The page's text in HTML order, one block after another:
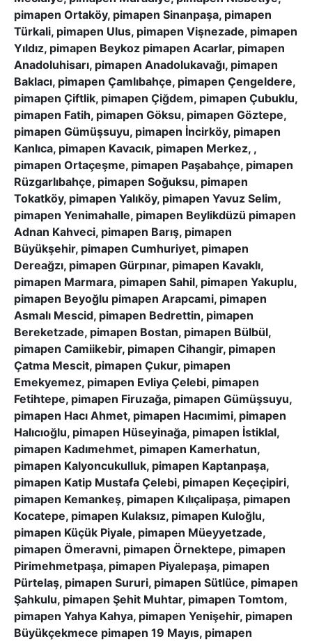
pimapen Ortaköy, pimapen Sinanpaşa, pimapen
Türkali, pimapen Ulus, pimapen Vişnezade, pimapen
Yıldız, pimapen Beykoz pimapen Acarlar, pimapen
Anadoluhisarı, pimapen Anadolukavağı, pimapen
Baklacı, pimapen Çamlıbahçe, pimapen Çengeldere,
pimapen Çiftlik, pimapen Çiğdem, pimapen Çubuklu,
pimapen Fatih, pimapen Göksu, pimapen Göztepe,
pimapen Gümüşsuyu, pimapen İncirköy, pimapen
Kanlıca, pimapen Kavacık, pimapen Merkez, ,
pimapen Ortaçeşme, pimapen Paşabahçe, pimapen
Rüzgarlıbahçe, pimapen Soğuksu, pimapen
Tokatköy, pimapen Yalıköy, pimapen Yavuz Selim,
pimapen Yenimahalle, pimapen Beylikdüzü pimapen
Adnan Kahveci, pimapen Barış, pimapen
Büyükşehir, pimapen Cumhuriyet, pimapen
Dereağzı, pimapen Gürpınar, pimapen Kavaklı,
pimapen Marmara, pimapen Sahil, pimapen Yakuplu,
pimapen Beyoğlu pimapen Arapcami, pimapen
Asmalı Mescid, pimapen Bedrettin, pimapen
Bereketzade, pimapen Bostan, pimapen Bülbül,
pimapen Camiikebir, pimapen Cihangir, pimapen
Çatma Mescit, pimapen Çukur, pimapen
Emekyemez, pimapen Evliya Çelebi, pimapen
Fetihtepe, pimapen Firuzağa, pimapen Gümüşsuyu,
pimapen Hacı Ahmet, pimapen Hacımimi, pimapen
Halıcıoğlu, pimapen Hüseyinağa, pimapen İstiklal,
pimapen Kadımehmet, pimapen Kamerhatun,
pimapen Kalyoncukulluk, pimapen Kaptanpaşa,
pimapen Katip Mustafa Çelebi, pimapen Keçeçipiri,
pimapen Kemankeş, pimapen Kılıçalipaşa, pimapen
Kocatepe, pimapen Kulaksız, pimapen Kuloğlu,
pimapen Küçük Piyale, pimapen Müeyyetzade,
pimapen Ömeravni, pimapen Örnektepe, pimapen
Pirimehmetpaşa, pimapen Piyalepaşa, pimapen
Pürtelaş, pimapen Sururi, pimapen Sütlüce, pimapen
Şahkulu, pimapen Şehit Muhtar, pimapen Tomtom,
pimapen Yahya Kahya, pimapen Yenişehir, pimapen
Büyükçekmece pimapen 19 Mayıs, pimapen